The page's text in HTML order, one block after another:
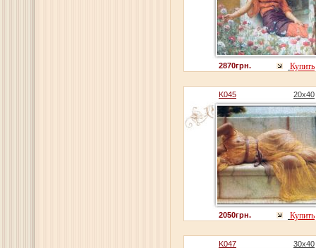
2870грн. Купить
K045 20x40
2050грн. Купить
K047 30x40